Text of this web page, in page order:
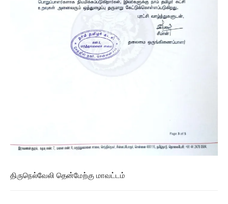
திருநெல்வேலி தென்மேற்கு மாவட்டம்